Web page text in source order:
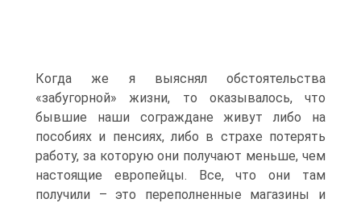
Когда же я выяснял обстоятельства
«забугорной» жизни, то оказывалось, что
бывшие наши сограждане живут либо на
пособиях и пенсиях, либо в страхе потерять
работу, за которую они получают меньше, чем
настоящие европейцы. Все, что они там
получили – это переполненные магазины и